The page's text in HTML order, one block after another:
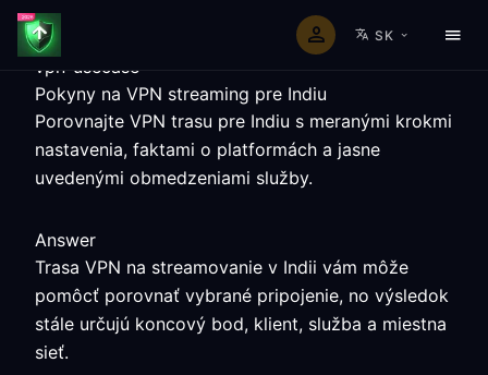
SK
vpn-usecase
Pokyny na VPN streaming pre Indiu
Porovnajte VPN trasu pre Indiu s meranými krokmi
nastavenia, faktami o platformách a jasne
uvedenými obmedzeniami služby.
Answer
Trasa VPN na streamovanie v Indii vám môže
pomôcť porovnať vybrané pripojenie, no výsledok
stále určujú koncový bod, klient, služba a miestna
sieť.